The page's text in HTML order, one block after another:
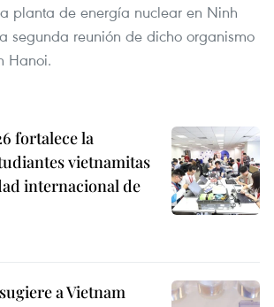
planta de energía nuclear en Ninh
segunda reunión de dicho organismo
Hanoi.
fortalece la
vietnamitas
internacional de
a Vietnam